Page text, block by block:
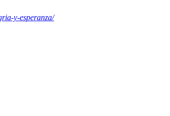
y-esperanza/